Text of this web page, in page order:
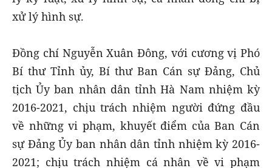
xử lý hình sự.
Đồng chí Nguyễn Xuân Đông, với cương vị Phó
Bí thư Tỉnh ủy, Bí thư Ban Cán sự Đảng, Chủ
tịch Ủy ban nhân dân tỉnh Hà Nam nhiệm kỳ
2016-2021, chịu trách nhiệm người đứng đầu
về những vi phạm, khuyết điểm của Ban Cán
sự Đảng Ủy ban nhân dân tỉnh nhiệm kỳ 2016-
2021; chịu trách nhiệm cá nhân về vi phạm